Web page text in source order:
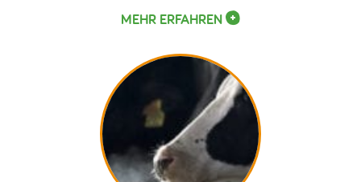
MEHR ERFAHREN